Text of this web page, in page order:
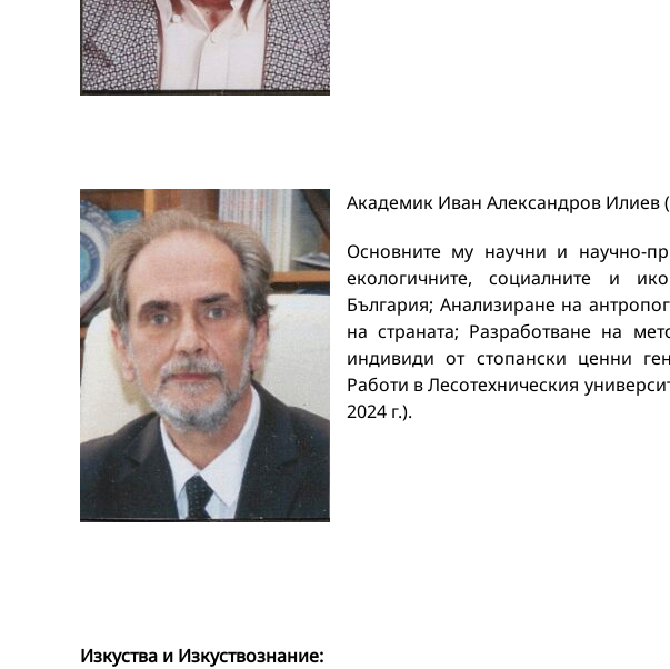
Академик Иван Александров Илиев
Основните му научни и научно-
екологичните, социалните и
България; Анализиране на
на страната; Разработване на
индивиди от стопански ценни
Работи в Лесотехническия
2024 г.).
Изкуства и Изкуствознание: